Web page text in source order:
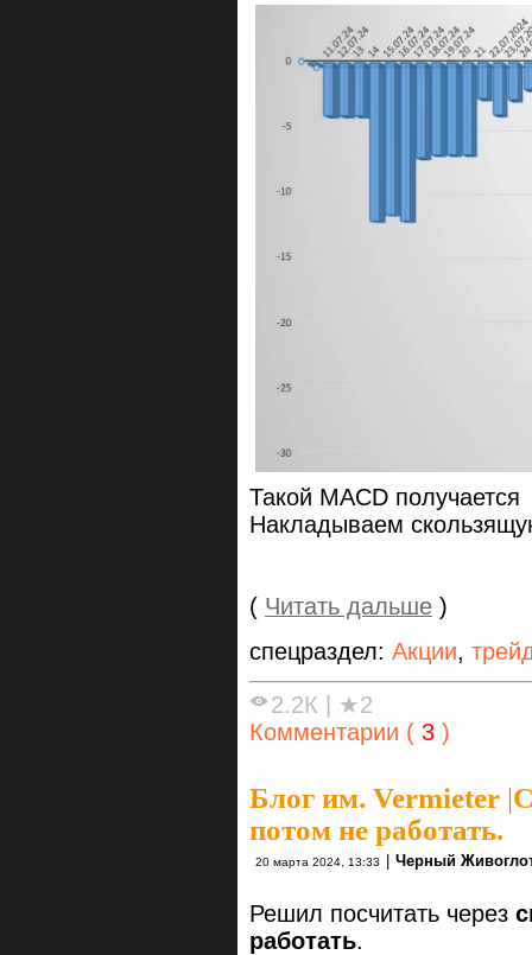
Такой МАСD получается
Накладываем
( Читать дальше )
спецраздел: Акции,
2.2К
★2
Комментарии ( 3 )
Блог им. Vermieter |
потом не работать.
20 марта 2024, 13:33 Черный
Решил посчитать через
работать.